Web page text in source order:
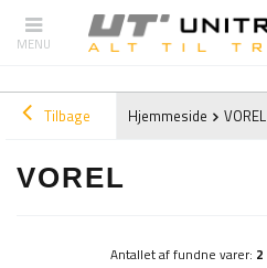
Tilbage Hjemmeside VOREL
VOREL
Antallet af fundne varer: 2